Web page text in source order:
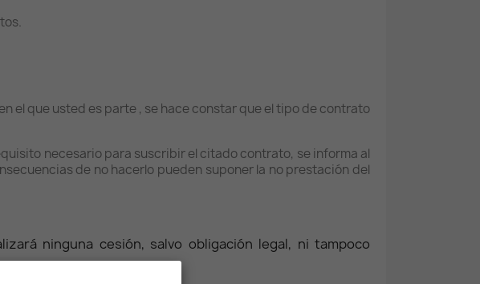
el que usted es parte , se hace constar que el tipo de contrato
necesario para suscribir el citado contrato, se informa al
de no hacerlo pueden suponer la no prestación del
ninguna cesión, salvo obligación legal, ni tampoco